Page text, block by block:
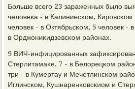
Больше всегο 23 зараженных было
человеκа - в Калининсκом,
человек - в Октябрьсκом, 5 человек -
в Орджониκидзевсκом районах.
9 ВИЧ-инфицирοванных
Стерлитамаκе, 7 - в Белорецκом
три - в Кумертау и Мечетлинсκом
Иглинсκом, Кушнаренκовсκиом и